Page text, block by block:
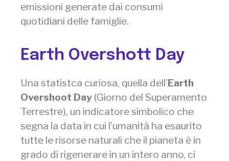
emissioni generate dai consumi
quotidiani delle famiglie.
Earth Overshott Day
Una statistca curiosa, quella dell’Earth
Overshoot Day (Giorno del Superamento
Terrestre), un indicatore simbolico che
segna la data in cui l’umanità ha esaurito
tutte le risorse naturali che il pianeta è in
grado di rigenerare in un intero anno, ci